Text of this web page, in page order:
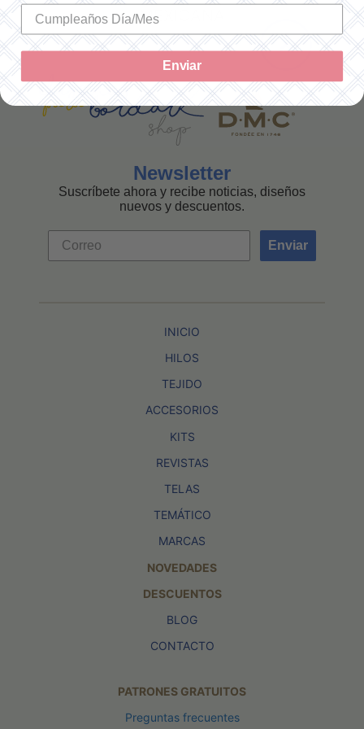
MEXICANA
Newsletter
Suscríbete ahora y recibe noticias, diseños
nuevos y descuentos.
Enviar
INICIO
HILOS
TEJIDO
ACCESORIOS
KITS
REVISTAS
TELAS
TEMÁTICO
MARCAS
NOVEDADES
DESCUENTOS
BLOG
CONTACTO
PATRONES GRATUITOS
Preguntas frecuentes
Enviar